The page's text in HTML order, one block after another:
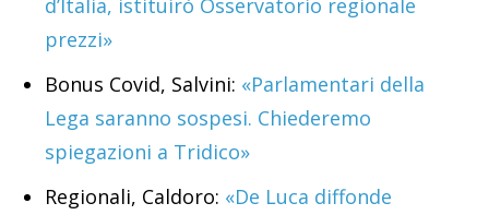
prezzi»
Bonus Covid, Salvini: «Parlamentari della
Lega saranno sospesi. Chiederemo
spiegazioni a Tridico»
Regionali, Caldoro: «De Luca diffonde